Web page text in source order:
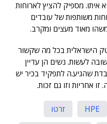
מספיק להציץ לארוחות
משותפות של עובדים
מאוד מעצים ומקרב.
הישראלית בכל מה שקשור
לעשות. נשים הן עדיין
שהגיע.ה לתפקיד בכיר יש
אחריות וזו גם זכות.
HPE
זרטו